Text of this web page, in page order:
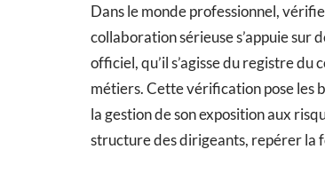
Dans le monde professionnel,
collaboration sérieuse s’appuie sur
officiel, qu’il s’agisse du registre
métiers. Cette vérification pose les
la gestion de son exposition aux
structure des dirigeants, repérer la